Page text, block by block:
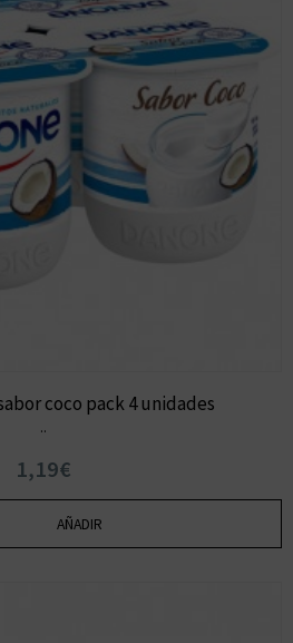
coco pack 4 unidades
..
1,19€
AÑADIR